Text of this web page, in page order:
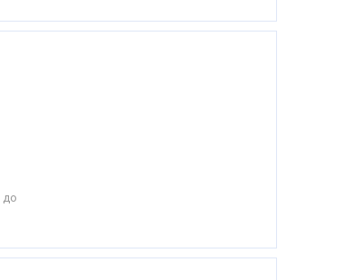
до